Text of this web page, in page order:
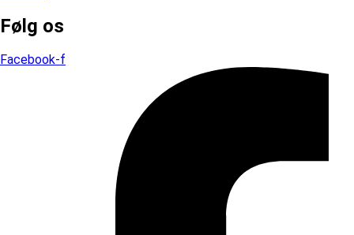
Følg os
Facebook-f